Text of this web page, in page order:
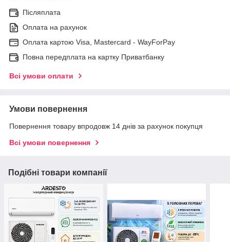
Післяплата
Оплата на рахунок
Оплата картою Visa, Mastercard - WayForPay
Повна передплата на картку Приватбанку
Всі умови оплати
Умови повернення
Повернення товару впродовж 14 днів за рахунок покупця
Всі умови повернення
Подібні товари компанії